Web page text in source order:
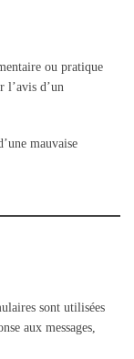
ou pratique
l’avis d’un
mauvaise
sont utilisées
aux messages,